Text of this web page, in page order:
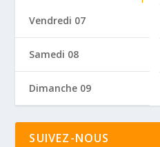
Vendredi 07
Samedi 08
Dimanche 09
SUIVEZ-NOUS